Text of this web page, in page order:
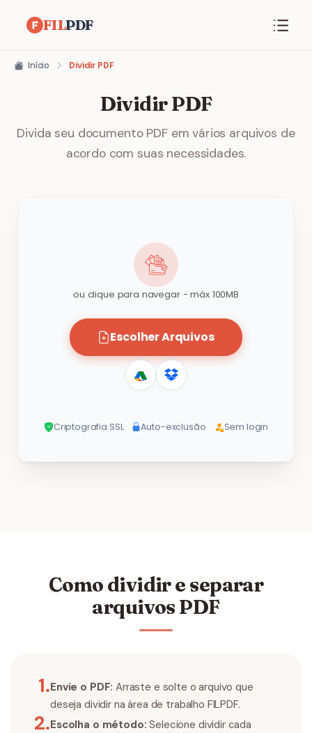
FILPDF
Início Dividir PDF
Dividir PDF
Divida seu documento PDF em vários arquivos de
acordo com suas necessidades.
ou clique para navegar - máx 100MB
Escolher Arquivos
Criptografia SSL Auto-exclusão Sem login
Como dividir e separar
arquivos PDF
1.Envie o PDF: Arraste e solte o arquivo que
deseja dividir na área de trabalho FILPDF.
2.Escolha o método: Selecione dividir cada